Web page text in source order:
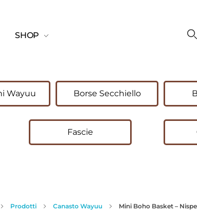
SHOP
Wayuu Borse Secchiello
Fascie
Prodotti Canasto Wayuu Mini Boho Basket –